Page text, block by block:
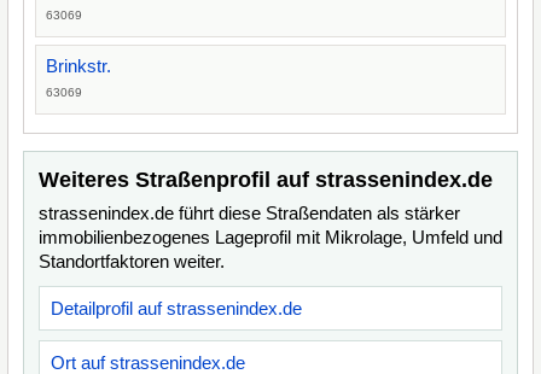
63069
Brinkstr.
63069
Weiteres Straßenprofil auf strassenindex.de
strassenindex.de führt diese Straßendaten als stärker
immobilienbezogenes Lageprofil mit Mikrolage, Umfeld und
Standortfaktoren weiter.
Detailprofil auf strassenindex.de
Ort auf strassenindex.de